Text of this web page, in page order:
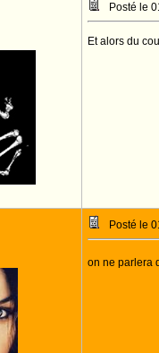
Posté le
Et alors du
Posté le
on ne parlera